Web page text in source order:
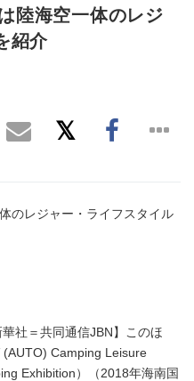
陸海空一体のレジ
紹介
のレジャー・ライフスタイル
社＝共同通信JBN】このほ
Camping Leisure
Exhibition）（2018年海南国